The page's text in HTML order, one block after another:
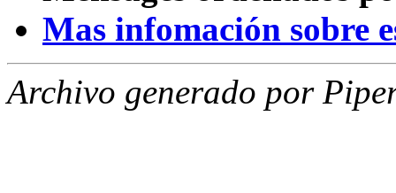
Mas infomación sobre
Archivo generado por